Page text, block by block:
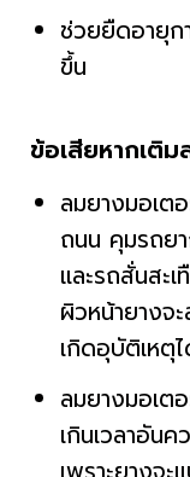
ช่วยยืดอายุก
ขึ้น
ข้อเสียหากเติม
ลมยางมอเตอ
ถนน คุมรถย
และรถสั่นสะ
ผิวหน้ายางจ
เกิดอุบัติเหตุ
ลมยางมอเต
เกินเวลาอันค